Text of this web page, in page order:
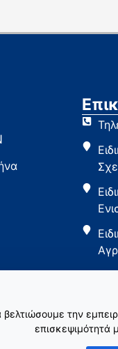
βελτιώσουμε την
επισκεψιμότητά